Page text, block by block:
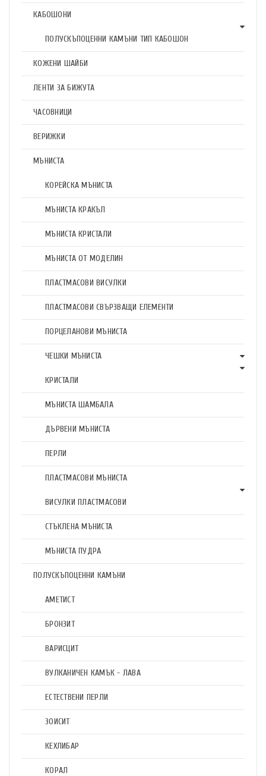
КАБОШОНИ
ПОЛУСКЪПОЦЕННИ КАМЪНИ ТИП КАБОШОН
КОЖЕНИ ШАЙБИ
ЛЕНТИ ЗА БИЖУТА
ЧАСОВНИЦИ
ВЕРИЖКИ
МЪНИСТА
КОРЕЙСКА МЪНИСТА
МЪНИСТА КРАКЪЛ
МЪНИСТА КРИСТАЛИ
МЪНИСТА ОТ МОДЕЛИН
ПЛАСТМАСОВИ ВИСУЛКИ
ПЛАСТМАСОВИ СВЪРЗВАЩИ ЕЛЕМЕНТИ
ПОРЦЕЛАНОВИ МЪНИСТА
ЧЕШКИ МЪНИСТА
КРИСТАЛИ
МЪНИСТА ШАМБАЛА
ДЪРВЕНИ МЪНИСТА
ПЕРЛИ
ПЛАСТМАСОВИ МЪНИСТА
ВИСУЛКИ ПЛАСТМАСОВИ
СТЪКЛЕНА МЪНИСТА
МЪНИСТА ПУДРА
ПОЛУСКЪПОЦЕННИ КАМЪНИ
АМЕТИСТ
БРОНЗИТ
ВАРИСЦИТ
ВУЛКАНИЧЕН КАМЪК - ЛАВА
ЕСТЕСТВЕНИ ПЕРЛИ
ЗОИСИТ
КЕХЛИБАР
КОРАЛ